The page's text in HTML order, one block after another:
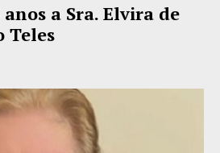
anos a Sra. Elvira de
Teles